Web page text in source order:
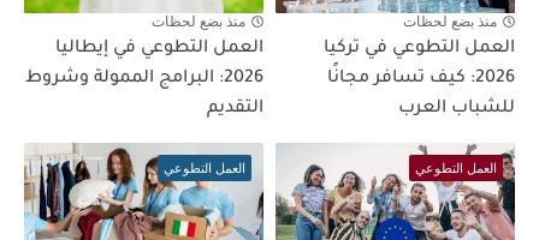
منذ بضع لحظات
العمل التطوعي في تركيا
2026: كيف تسافر مجانًا
للشباب العرب
منذ بضع لحظات
العمل التطوعي في إيطاليا
2026: البرامج الممولة وشروط
التقديم
العمل التطوعي العمل التطوعي